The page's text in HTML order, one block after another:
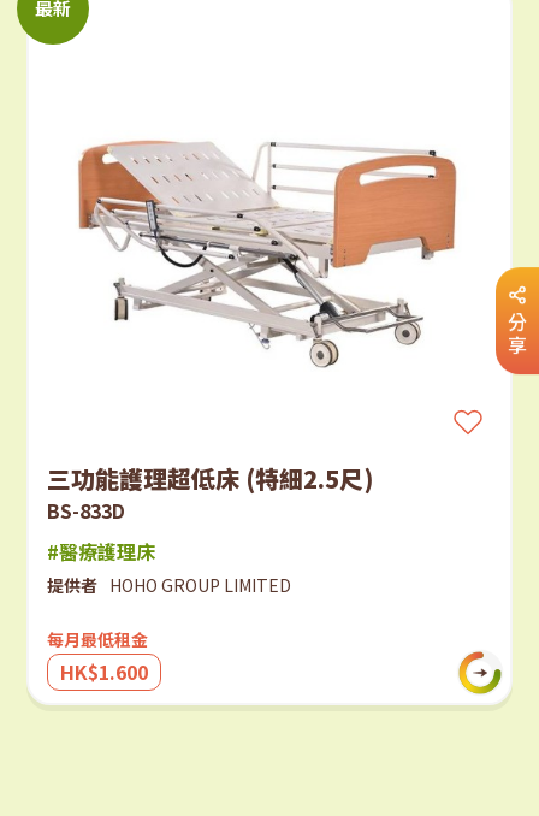
最新
三功能護理超低床 (特細2.5尺)
BS-833D
#醫療護理床
提供者 HOHO GROUP LIMITED
每月最低租金
HK$1.600
分
享